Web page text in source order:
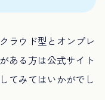
ラウド型とオンプレ
ある方は公式サイト
てみてはいかがでし